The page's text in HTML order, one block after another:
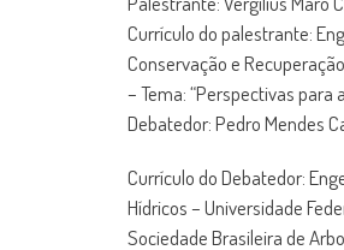
Currículo do palestrante:
Conservação e
– Tema: “Perspectivas para
Debatedor: Pedro Mendes
Currículo do Debatedor:
Hídricos – Universidade
Sociedade Brasileira de